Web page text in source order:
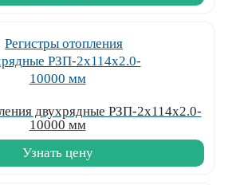
двухрядные РЗП-2x114x2.0-
10000 мм
Узнать цену